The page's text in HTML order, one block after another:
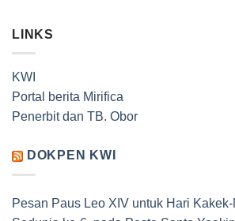
LINKS
KWI
Portal berita Mirifica
Penerbit dan TB. Obor
DOKPEN KWI
Pesan Paus Leo XIV untuk Hari